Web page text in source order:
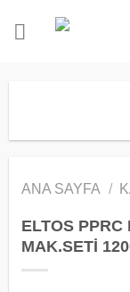
ANA SAYFA /
ELTOS
MAK.SETİ